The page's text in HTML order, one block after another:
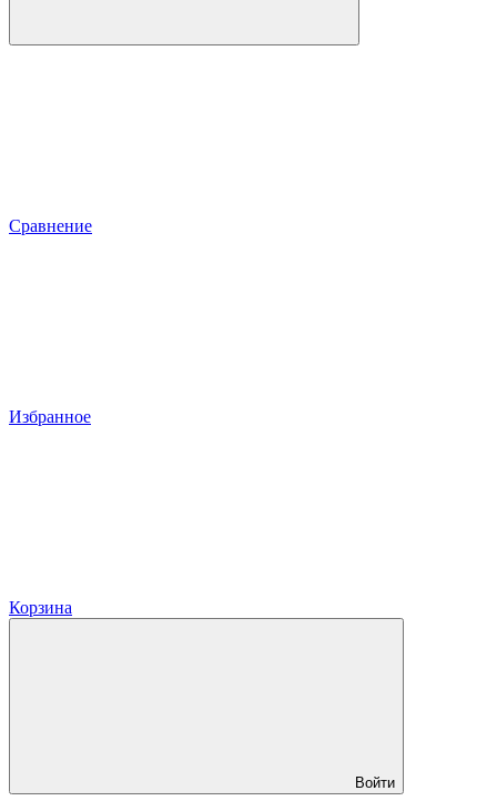
Сравнение
Избранное
Корзина
Войти